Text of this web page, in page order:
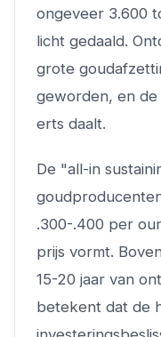
ongeveer 3.600
licht gedaald.
grote
geworden, en
erts daalt.
De "all-in
.300-.400 per
prijs vormt.
15-20 jaar van
betekent dat de